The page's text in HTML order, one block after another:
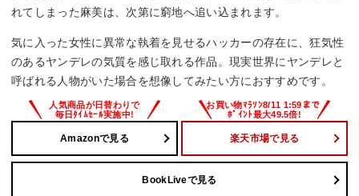
れてしまった麻美は、次第に窮地へ追い込まれます。
気に入った女性に異常な執着を見せるハッカーの存在に、狂気性
のあるヤンデレの気質を感じ取れる作品。現実世界にヤンデレと
呼ばれる人物がいた場合を想像してみたい方におすすめです。
Amazonで見る 楽天市場で見る
BookLiveで見る